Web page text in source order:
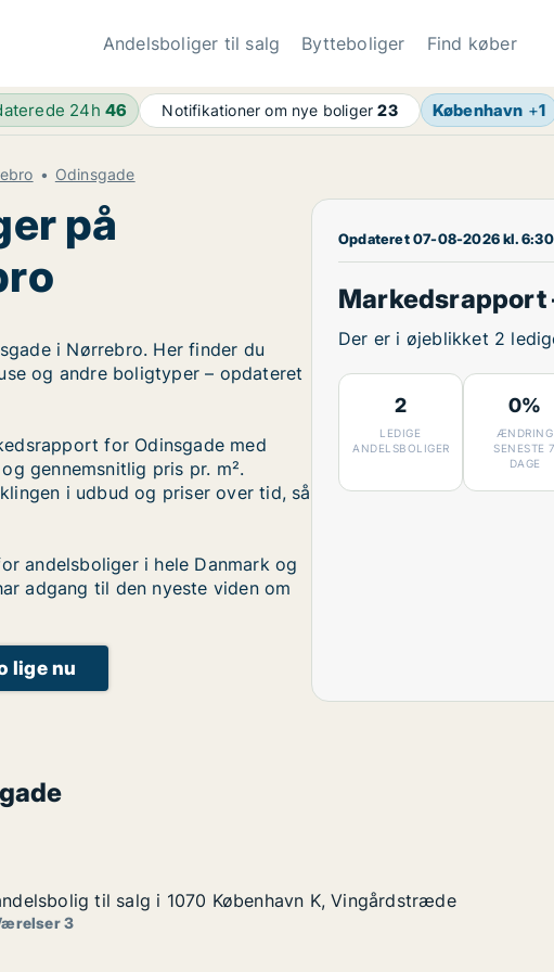
Andelsboliger til salg Bytteboliger Find køber
24h46 Notifikationer om nye boliger23 København +1
Odinsgade
på
i Nørrebro. Her finder du
og andre boligtyper – opdateret
for Odinsgade med
gennemsnitlig pris pr. m².
i udbud og priser over tid, så
andelsboliger i hele Danmark og
adgang til den nyeste viden om
lige nu
Opdateret 07-08-2026 kl. 6:30
Markedsrapport
Der er i øjeblikket 2
2
LEDIGE
ANDELSBOLIGER
0%
ÆNDRING
SENESTE 7
DAGE
K, Vingårdstræde
salg i 1070 København K, Vingårdstræde
til salg i 1070 København K, Vingårdstræde
til salg i 1070 København K, Vingårdstræde
3